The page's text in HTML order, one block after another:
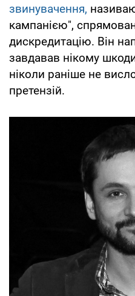
звинувачення,
кампанією",
дискредитацію. Він
завдавав нікому
ніколи раніше не
претензій.